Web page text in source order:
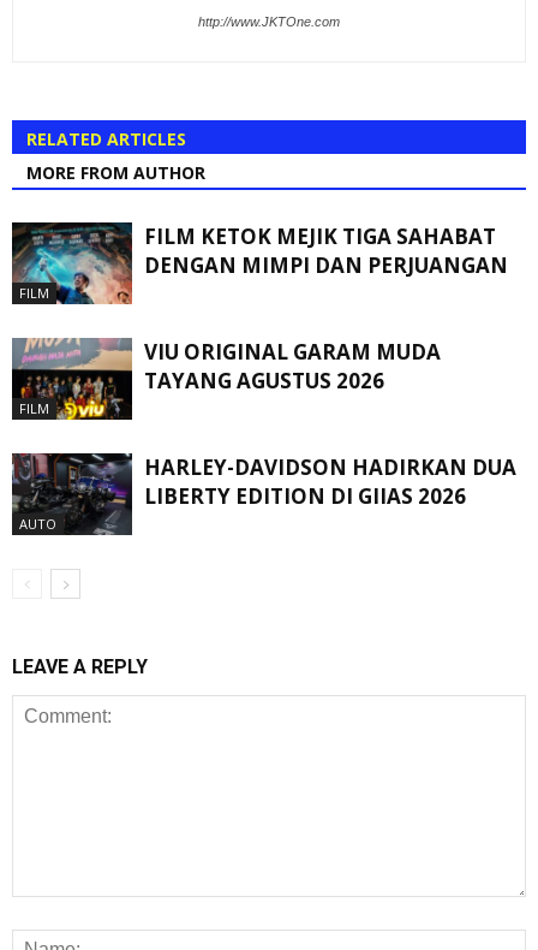
http://www.JKTOne.com
RELATED ARTICLES
MORE FROM AUTHOR
FILM
FILM KETOK MEJIK TIGA SAHABAT
DENGAN MIMPI DAN PERJUANGAN
FILM
VIU ORIGINAL GARAM MUDA
TAYANG AGUSTUS 2026
AUTO
HARLEY-DAVIDSON HADIRKAN DUA
LIBERTY EDITION DI GIIAS 2026
LEAVE A REPLY